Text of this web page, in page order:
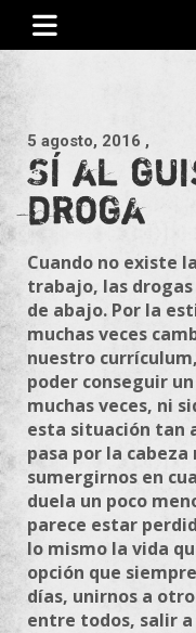
Saltar
contenido
La
5 agosto, 2016 ,
Sí al
droga
Cuando no existe
trabajo, las
de abajo. Por la
muchas veces
nuestro
poder conseguir
muchas veces, ni
esta situación tan
pasa por la
sumergirnos en
duela un poco
parece estar
lo mismo la vida
opción que
días, unirnos a
entre todos, salir